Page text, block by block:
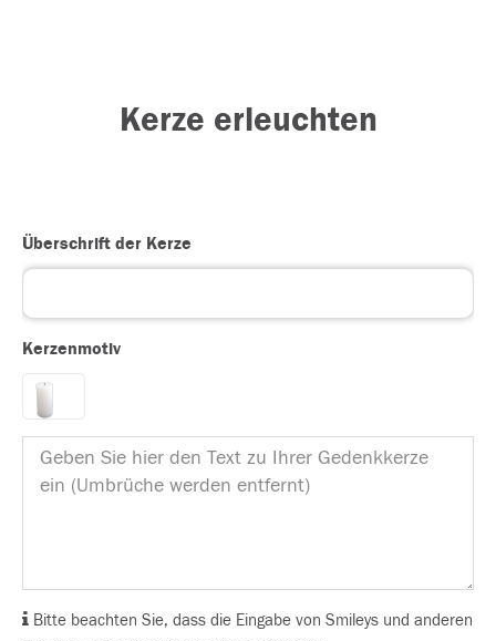
Kerze erleuchten
Überschrift der Kerze
Kerzenmotiv
Bitte beachten Sie, dass die Eingabe von Smileys und anderen